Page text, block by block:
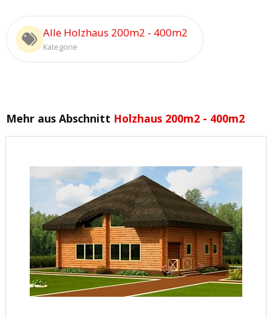
Alle Holzhaus 200m2 - 400m2
Kategorie
Mehr aus Abschnitt Holzhaus 200m2 - 400m2